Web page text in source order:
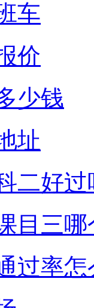
车
价
少钱
址
二好过
目三
过率怎